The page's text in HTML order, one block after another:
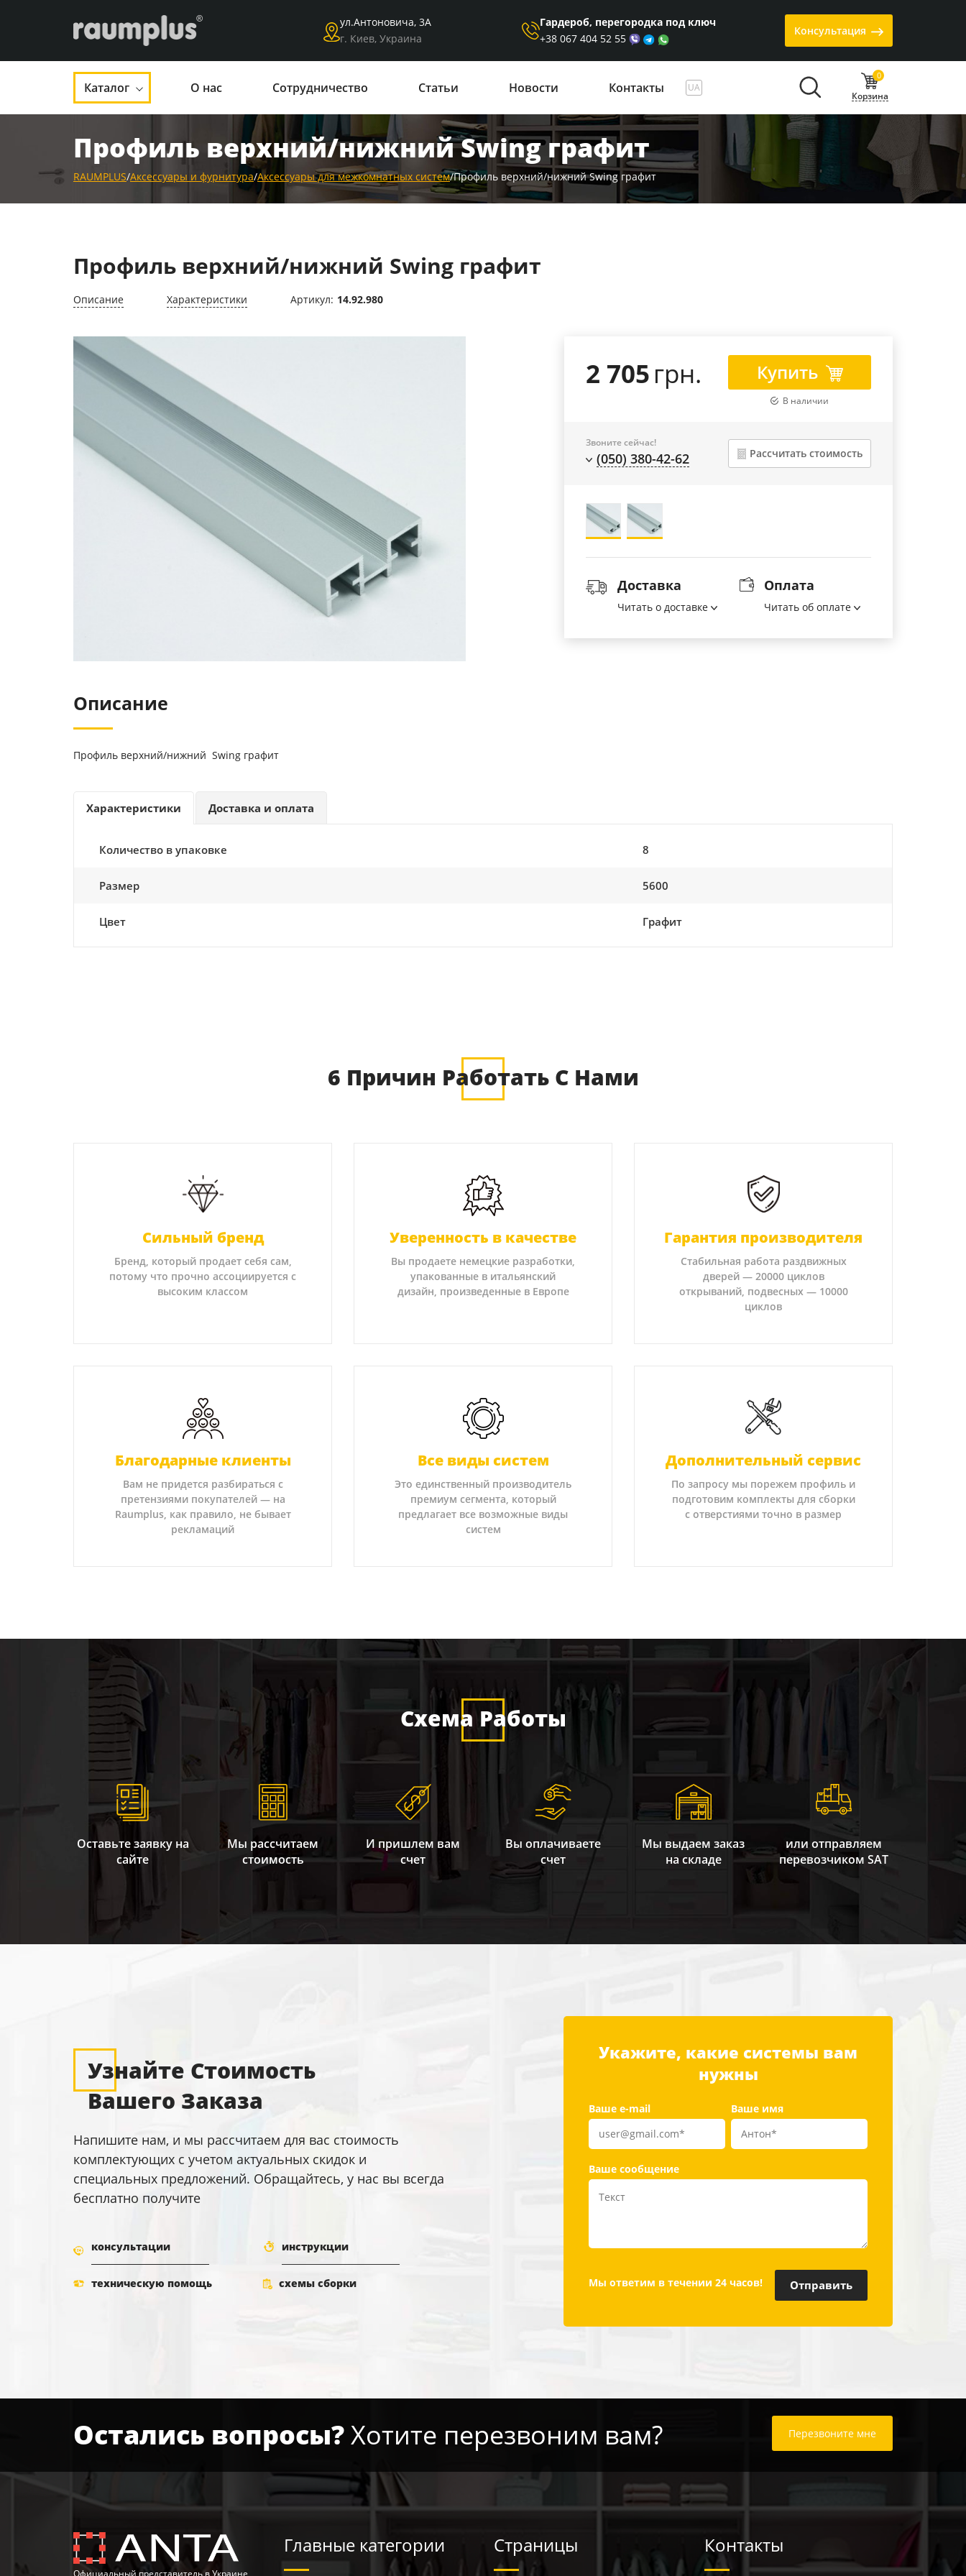
Консультация
ул.Антоновича, 3А
г. Киев, Украина
Гардероб, перегородка под ключ
+38 067 404 52 55
Каталог О нас Сотрудничество Статьи Новости Контакты UA
0
Корзина
Профиль верхний/нижний Swing графит
RAUMPLUS/Аксессуары и фурнитура/Аксессуары для межкомнатных систем/Профиль верхний/нижний Swing графит
Профиль верхний/нижний Swing графит
Описание Характеристики Артикул: 14.92.980
2 705грн. Купить
В наличии
Звоните сейчас!
(050) 380-42-62 Рассчитать стоимость
Доставка
Читать о доставке
Оплата
Читать об оплате
Описание
Профиль верхний/нижний Swing графит
Характеристики Доставка и оплата
Количество в упаковке 8
Размер 5600
Цвет Графит
6 Причин Работать С Нами
Сильный бренд
Бренд, который продает себя сам,
потому что прочно ассоциируется с
высоким классом
Уверенность в качестве
Вы продаете немецкие разработки,
упакованные в итальянский
дизайн, произведенные в Европе
Гарантия производителя
Стабильная работа раздвижных
дверей — 20000 циклов
открываний, подвесных — 10000
циклов
Благодарные клиенты
Вам не придется разбираться с
претензиями покупателей — на
Raumplus, как правило, не бывает
рекламаций
Все виды систем
Это единственный производитель
премиум сегмента, который
предлагает все возможные виды
систем
Дополнительный сервис
По запросу мы порежем профиль и
подготовим комплекты для сборки
с отверстиями точно в размер
Схема Работы
Оставьте заявку на
сайте
Мы рассчитаем
стоимость
И пришлем вам
счет
Вы оплачиваете
счет
Мы выдаем заказ
на складе
или отправляем
перевозчиком SAT
Узнайте Стоимость
Вашего Заказа
Напишите нам, и мы рассчитаем для вас стоимость
комплектующих с учетом актуальных скидок и
специальных предложений. Обращайтесь, у нас вы всегда
бесплатно получите
консультации инструкции
техническую помощь схемы сборки
Укажите, какие системы вам
нужны
Ваше имя
Ваше e-mail
Ваше сообщение
Мы ответим в течении 24 часов!
Остались вопросы?Хотите перезвоним вам? Перезвоните мне
Главные категории Страницы Контакты